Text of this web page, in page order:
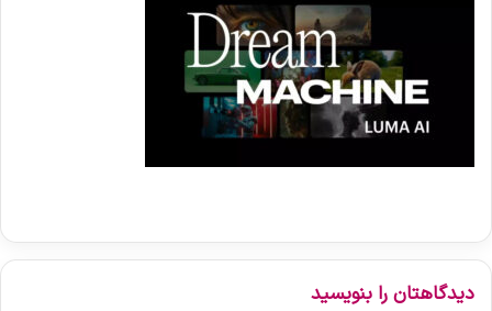
دیدگاهتان را بنویسید